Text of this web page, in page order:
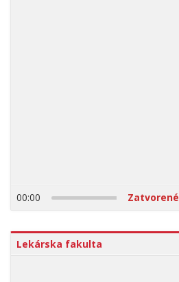
00:00 Zatvorené
Lekárska fakulta